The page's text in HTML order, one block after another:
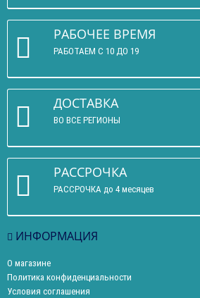
РАБОЧЕЕ ВРЕМЯ
РАБОТАЕМ С 10 ДО 19
ДОСТАВКА
ВО ВСЕ РЕГИОНЫ
РАССРОЧКА
РАССРОЧКА до 4 месяцев
ИНФОРМАЦИЯ
О магазине
Политика конфиденциальности
Условия соглашения